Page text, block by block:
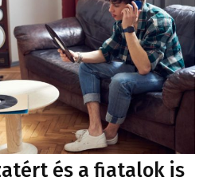
és a fiatalok is